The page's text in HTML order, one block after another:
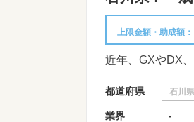
上限金額・助成額：
都道府県 石川県
業界 -